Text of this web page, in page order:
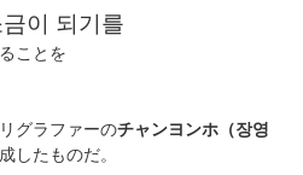
이 되기를
ことを
グラファーのチャンヨンホ（장영
したものだ。